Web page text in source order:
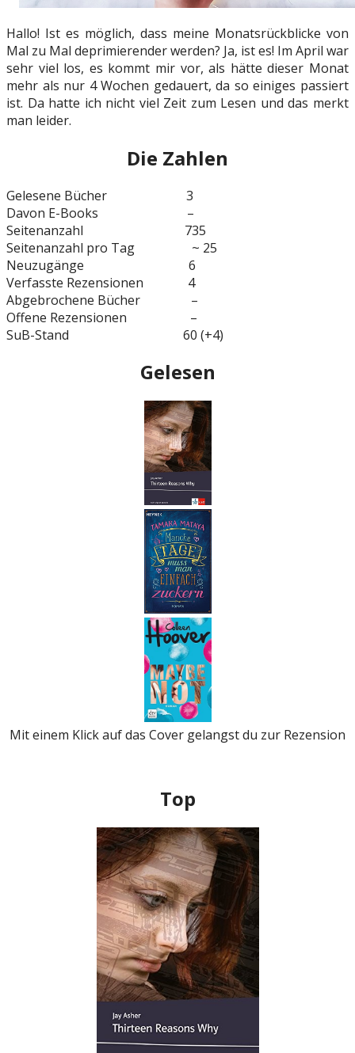
Hallo! Ist es möglich, dass meine Monatsrückblicke von
Mal zu Mal deprimierender werden? Ja, ist es! Im April war
sehr viel los, es kommt mir vor, als hätte dieser Monat
mehr als nur 4 Wochen gedauert, da so einiges passiert
ist. Da hatte ich nicht viel Zeit zum Lesen und das merkt
man leider.
Die Zahlen
Gelesene Bücher 3
Davon E-Books –
Seitenanzahl 735
Seitenanzahl pro Tag ~ 25
Neuzugänge 6
Verfasste Rezensionen 4
Abgebrochene Bücher –
Offene Rezensionen –
SuB-Stand 60 (+4)
Gelesen
Mit einem Klick auf das Cover gelangst du zur Rezension
Top